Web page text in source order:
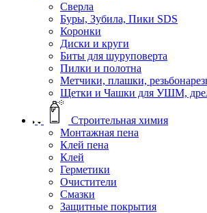
Сверла
Буры, Зубила, Пики SDS
Коронки
Диски и круги
Биты для шуруповерта
Пилки и полотна
Метчики, плашки,
Щетки и Чашки для УШМ,
Строительная химия
Монтажная пена
Клей пена
Клей
Герметики
Очистители
Смазки
Защитные покрытия